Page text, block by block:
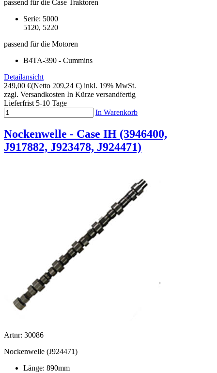
passend für die Case Traktoren
Serie: 5000
5120, 5220
passend für die Motoren
B4TA-390 - Cummins
Detailansicht
249,00 €(Netto 209,24 €) inkl. 19% MwSt.
zzgl. Versandkosten In Kürze versandfertig
Lieferfrist 5-10 Tage
In Warenkorb
Nockenwelle - Case IH (3946400,
J917882, J923478, J924471)
Artnr: 30086
Nockenwelle (J924471)
Länge: 890mm